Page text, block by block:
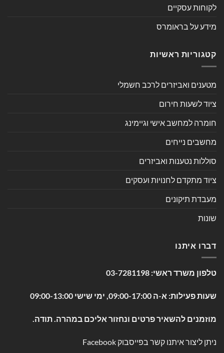
לקוחות עסקיים
מידע על בראומרס
קטגוריות ראשיות
מטענים ואביזרים לרכב חשמלי
ציוד לשעות חירום
חומרה למחשב אישי וגיימינג
מחשבים נייחים
סוללות נטענות ואביזרים
ציוד מתקדם לחנויות ועסקים
מעבדת תיקונים
שונות
דברו איתנו
טלפון משרד ראשי: 03-7281198
שעות פעילות: א-ה 09:00-17:00, ימי שישי 09:00-13:00
מוזמנים להשאיר פרטים ונחזור אליכם במהרה. תודה.
ניתן ליצור איתנו קשר בפייסבוק Facebook